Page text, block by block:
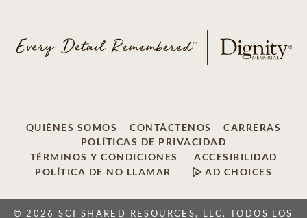
QUIÉNES SOMOS CONTÁCTENOS
CARRERAS
POLÍTICAS DE PRIVACIDAD
TÉRMINOS Y CONDICIONES
ACCESIBILIDAD
POLÍTICA DE NO LLAMAR
AD CHOICES
© 2026 SCI SHARED RESOURCES, LLC, TODOS LOS